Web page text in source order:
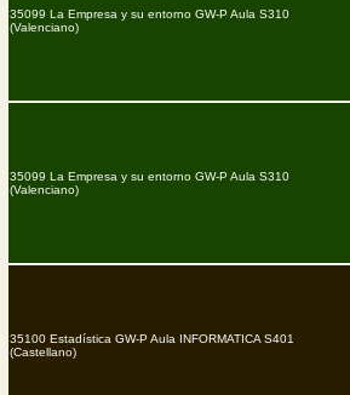
35099 La Empresa y su entorno GW-P Aula S310
(Valenciano)
35099 La Empresa y su entorno GW-P Aula S310
(Valenciano)
35100 Estadística GW-P Aula INFORMATICA S401
(Castellano)